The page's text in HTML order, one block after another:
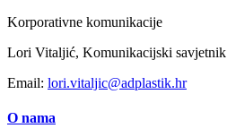
Korporativne komunikacije
Lori Vitaljić, Komunikacijski savjetnik
Email: lori.vitaljic@adplastik.hr
O nama